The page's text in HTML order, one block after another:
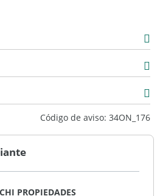
Código de aviso: 34ON_176
PROPIEDADES